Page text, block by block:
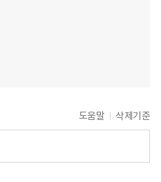
도움말 삭제기준